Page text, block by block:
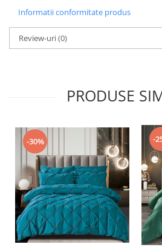
Informatii conformitate produs
Review-uri(0)
PRODUSE
-30% -